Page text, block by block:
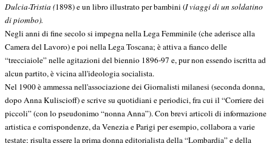
Dulcia-Tristia (1898) e un libro illustrato per bambini (I viaggi di un soldatino
di piombo).
Negli anni di fine secolo si impegna nella Lega Femminile (che aderisce alla
Camera del Lavoro) e poi nella Lega Toscana; è attiva a fianco delle
“trecciaiole” nelle agitazioni del biennio 1896-97 e, pur non essendo iscritta ad
alcun partito, è vicina all'ideologia socialista.
Nel 1900 è ammessa nell'associazione dei Giornalisti milanesi (seconda donna,
dopo Anna Kuliscioff) e scrive su quotidiani e periodici, fra cui il “Corriere dei
piccoli” (con lo pseudonimo “nonna Anna”). Con brevi articoli di informazione
artistica e corrispondenze, da Venezia e Parigi per esempio, collabora a varie
testate; risulta essere la prima donna editorialista della “Lombardia” e della